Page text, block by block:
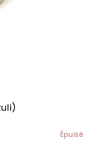
Épuisé